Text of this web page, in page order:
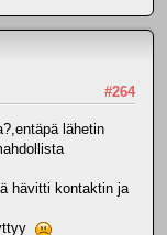
#264
lähetin
hävitti kontaktin ja